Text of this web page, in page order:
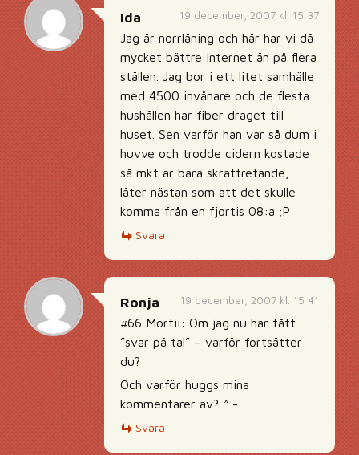
19 december, 2007 kl. 15:37
Ida
Jag är norrläning och här har vi då
mycket bättre internet än på flera
ställen. Jag bor i ett litet samhälle
med 4500 invånare och de flesta
hushållen har fiber draget till
huset. Sen varför han var så dum i
huvve och trodde cidern kostade
så mkt är bara skrattretande,
låter nästan som att det skulle
komma från en fjortis 08:a ;P
Svara
19 december, 2007 kl. 15:41
Ronja
#66 Mortii: Om jag nu har fått
”svar på tal” – varför fortsätter
du?
Och varför huggs mina
kommentarer av? ^.-
Svara